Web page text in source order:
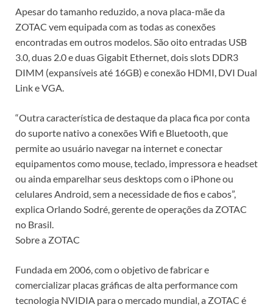
Apesar do tamanho reduzido, a nova placa-mãe da
ZOTAC vem equipada com as todas as conexões
encontradas em outros modelos. São oito entradas USB
3.0, duas 2.0 e duas Gigabit Ethernet, dois slots DDR3
DIMM (expansíveis até 16GB) e conexão HDMI, DVI Dual
Link e VGA.
“Outra característica de destaque da placa fica por conta
do suporte nativo a conexões Wifi e Bluetooth, que
permite ao usuário navegar na internet e conectar
equipamentos como mouse, teclado, impressora e headset
ou ainda emparelhar seus desktops com o iPhone ou
celulares Android, sem a necessidade de fios e cabos”,
explica Orlando Sodré, gerente de operações da ZOTAC
no Brasil.
Sobre a ZOTAC
Fundada em 2006, com o objetivo de fabricar e
comercializar placas gráficas de alta performance com
tecnologia NVIDIA para o mercado mundial, a ZOTAC é